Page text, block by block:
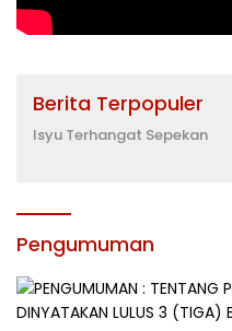
Berita Terpopuler
Isyu Terhangat Sepekan
Pengumuman